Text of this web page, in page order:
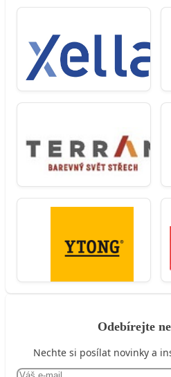
Odebírejte
Nechte si posílat novinky a